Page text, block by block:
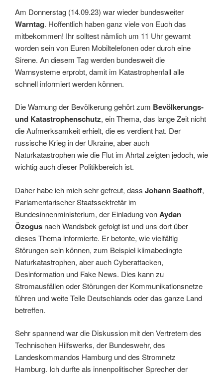
Am Donnerstag (14.09.23) war wieder bundesweiter
Warntag. Hoffentlich haben ganz viele von Euch das
mitbekommen! Ihr solltest nämlich um 11 Uhr gewarnt
worden sein von Euren Mobiltelefonen oder durch eine
Sirene. An diesem Tag werden bundesweit die
Warnsysteme erprobt, damit im Katastrophenfall alle
schnell informiert werden können.
Die Warnung der Bevölkerung gehört zum Bevölkerungs-
und Katastrophenschutz, ein Thema, das lange Zeit nicht
die Aufmerksamkeit erhielt, die es verdient hat. Der
russische Krieg in der Ukraine, aber auch
Naturkatastrophen wie die Flut im Ahrtal zeigten jedoch, wie
wichtig auch dieser Politikbereich ist.
Daher habe ich mich sehr gefreut, dass Johann Saathoff,
Parlamentarischer Staatssektretär im
Bundesinnenministerium, der Einladung vonAydan
Özogus nach Wandsbek gefolgt ist und uns dort über
dieses Thema informierte. Er betonte, wie vielfältig
Störungen sein können, zum Beispiel klimabedingte
Naturkatastrophen, aber auch Cyberattacken,
Desinformation und Fake News. Dies kann zu
Stromausfällen oder Störungen der Kommunikationsnetze
führen und weite Teile Deutschlands oder das ganze Land
betreffen.
Sehr spannend war die Diskussion mit den Vertretern des
Technischen Hilfswerks, der Bundeswehr, des
Landeskommandos Hamburg und des Stromnetz
Hamburg. Ich durfte als innenpolitischer Sprecher der